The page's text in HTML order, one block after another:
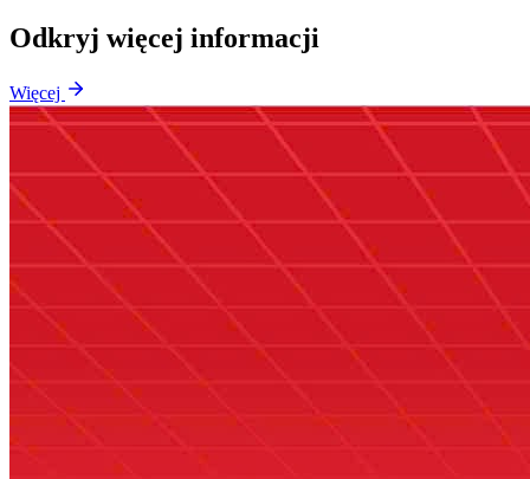
Odkryj więcej informacji
Więcej